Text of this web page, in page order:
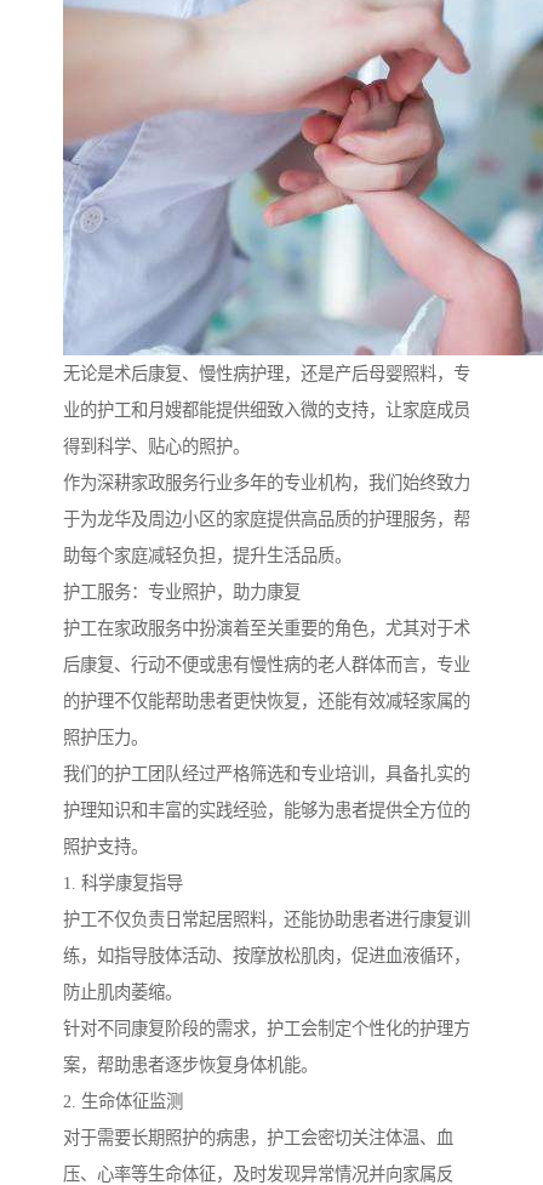
无论是术后康复、慢性病护理，还是产后母婴照料，专
业的护工和月嫂都能提供细致入微的支持，让家庭成员
得到科学、贴心的照护。
作为深耕家政服务行业多年的专业机构，我们始终致力
于为龙华及周边小区的家庭提供高品质的护理服务，帮
助每个家庭减轻负担，提升生活品质。
护工服务：专业照护，助力康复
护工在家政服务中扮演着至关重要的角色，尤其对于术
后康复、行动不便或患有慢性病的老人群体而言，专业
的护理不仅能帮助患者更快恢复，还能有效减轻家属的
照护压力。
我们的护工团队经过严格筛选和专业培训，具备扎实的
护理知识和丰富的实践经验，能够为患者提供全方位的
照护支持。
1. 科学康复指导
护工不仅负责日常起居照料，还能协助患者进行康复训
练，如指导肢体活动、按摩放松肌肉，促进血液循环，
防止肌肉萎缩。
针对不同康复阶段的需求，护工会制定个性化的护理方
案，帮助患者逐步恢复身体机能。
2. 生命体征监测
对于需要长期照护的病患，护工会密切关注体温、血
压、心率等生命体征，及时发现异常情况并向家属反